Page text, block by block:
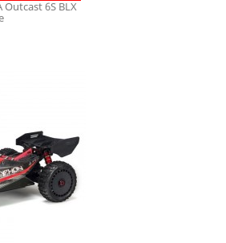
Outcast 6S BLX